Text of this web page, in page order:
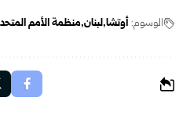
الوسوم: أوتشا لبنان منظمة الأمم